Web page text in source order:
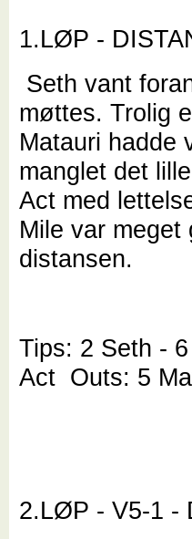
1.LØP -
Seth vant
møttes. Trolig
Matauri hadde
manglet det
Act med
Mile var
distansen.
Tips: 2 Seth -
Act Outs: 5
2.LØP - V5-1 -